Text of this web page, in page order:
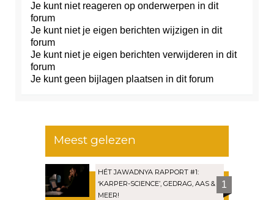
Je kunt nietreageren op onderwerpen in dit
forum
Je kunt nietje eigen berichten wijzigen in dit
forum
Je kunt nietje eigen berichten verwijderen in dit
forum
Je kunt geen bijlagen plaatsen in dit forum
Meest gelezen
HÉT JAWADNYA RAPPORT #1:
‘KARPER-SCIENCE’, GEDRAG, AAS &
MEER!
1